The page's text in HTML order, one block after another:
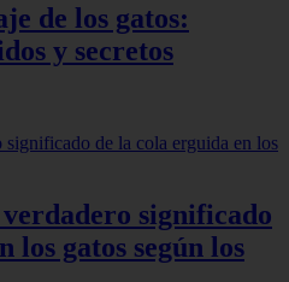
de los gatos:
y secretos
significado
los gatos según los